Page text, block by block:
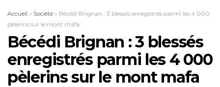
Accueil » Société » Bécédi Brignan : 3 blessés enregistrés parmi les 4 000
pèlerins sur le mont mafa
Bécédi Brignan : 3 blessés
enregistrés parmi les 4 000
pèlerins sur le mont mafa